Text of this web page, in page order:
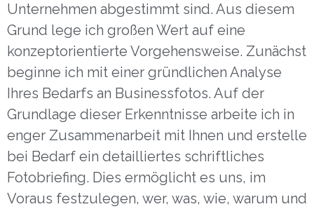
Unternehmen abgestimmt sind. Aus diesem
Grund lege ich großen Wert auf eine
konzeptorientierte Vorgehensweise. Zunächst
beginne ich mit einer gründlichen Analyse
Ihres Bedarfs an Businessfotos. Auf der
Grundlage dieser Erkenntnisse arbeite ich in
enger Zusammenarbeit mit Ihnen und erstelle
bei Bedarf ein detailliertes schriftliches
Fotobriefing. Dies ermöglicht es uns, im
Voraus festzulegen, wer, was, wie, warum und